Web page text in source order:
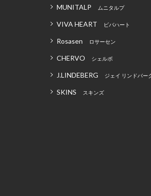
MUNITALP ムニタルプ
VIVA HEART ビバハート
Rosasen ロサーセン
CHERVO シェルボ
J.LINDEBERG ジェイ リンドバー
SKINS スキンズ